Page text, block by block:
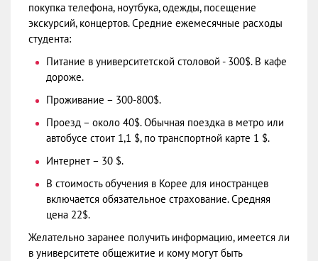
покупка телефона, ноутбука, одежды, посещение
экскурсий, концертов. Средние ежемесячные расходы
студента:
Питание в университетской столовой - 300$. В кафе
дороже.
Проживание – 300-800$.
Проезд – около 40$. Обычная поездка в метро или
автобусе стоит 1,1 $, по транспортной карте 1 $.
Интернет – 30 $.
В стоимость обучения в Корее для иностранцев
включается обязательное страхование. Средняя
цена 22$.
Желательно заранее получить информацию, имеется ли
в университете общежитие и кому могут быть